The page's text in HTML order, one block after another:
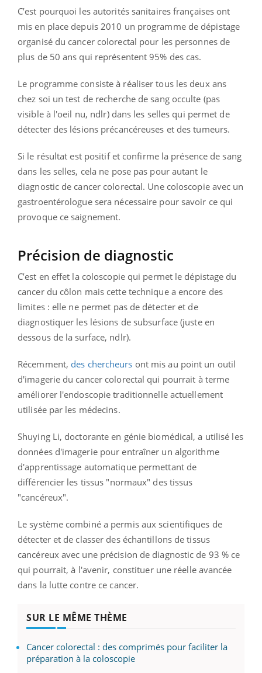
C’est pourquoi les autorités sanitaires françaises ont
mis en place depuis 2010 un programme de dépistage
organisé du cancer colorectal pour les personnes de
plus de 50 ans qui représentent 95% des cas.
Le programme consiste à réaliser tous les deux ans
chez soi un test de recherche de sang occulte (pas
visible à l'oeil nu, ndlr) dans les selles qui permet de
détecter des lésions précancéreuses et des tumeurs.
Si le résultat est positif et confirme la présence de sang
dans les selles, cela ne pose pas pour autant le
diagnostic de cancer colorectal. Une coloscopie avec un
gastroentérologue sera nécessaire pour savoir ce qui
provoque ce saignement.
Précision de diagnostic
C’est en effet la coloscopie qui permet le dépistage du
cancer du côlon mais cette technique a encore des
limites : elle ne permet pas de détecter et de
diagnostiquer les lésions de subsurface (juste en
dessous de la surface, ndlr).
Récemment, des chercheurs ont mis au point un outil
d'imagerie du cancer colorectal qui pourrait à terme
améliorer l'endoscopie traditionnelle actuellement
utilisée par les médecins.
Shuying Li, doctorante en génie biomédical, a utilisé les
données d'imagerie pour entraîner un algorithme
d'apprentissage automatique permettant de
différencier les tissus "normaux" des tissus
"cancéreux".
Le système combiné a permis aux scientifiques de
détecter et de classer des échantillons de tissus
cancéreux avec une précision de diagnostic de 93 % ce
qui pourrait, à l'avenir, constituer une réelle avancée
dans la lutte contre ce cancer.
SUR LE MÊME THÈME
Cancer colorectal : des comprimés pour faciliter la
préparation à la coloscopie